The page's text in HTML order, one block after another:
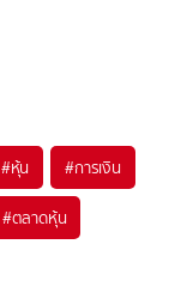
#หุ้น #การเงิน
#ตลาดหุ้น